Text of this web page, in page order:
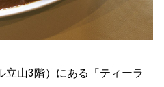
立山3階）にある「ティーラ